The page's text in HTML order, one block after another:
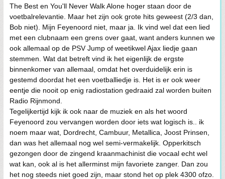
The Best en You'll Never Walk Alone hoger staan door de
voetbalrelevantie. Maar het zijn ook grote hits geweest (2/3 dan,
Bob niet). Mijn Feyenoord niet, maar ja. Ik vind wel dat een lied
met een clubnaam een grens over gaat, want anders kunnen we
ook allemaal op de PSV Jump of weetikwel Ajax liedje gaan
stemmen. Wat dat betreft vind ik het eigenlijk de ergste
binnenkomer van allemaal, omdat het overduidelijk erin is
gestemd doordat het een voetballiedje is. Het is er ook weer
eentje die nooit op enig radiostation gedraaid zal worden buiten
Radio Rijnmond.
Tegelijkertijd kijk ik ook naar de muziek en als het woord
Feyenoord zou vervangen worden door iets wat logisch is.. ik
noem maar wat, Dordrecht, Cambuur, Metallica, Joost Prinsen,
dan was het allemaal nog wel semi-vermakelijk. Opperkitsch
gezongen door de zingend kraanmachinist die vocaal echt wel
wat kan, ook al is het allerminst mijn favoriete zanger. Dan zou
het nog steeds niet goed zijn, maar stond het op plek 4300 ofzo.